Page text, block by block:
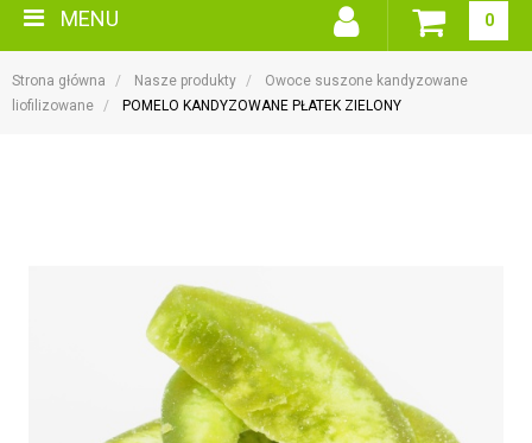
MENU 0
Strona główna Nasze produkty
Owoce suszone kandyzowane
liofilizowane
POMELO KANDYZOWANE PŁATEK ZIELONY